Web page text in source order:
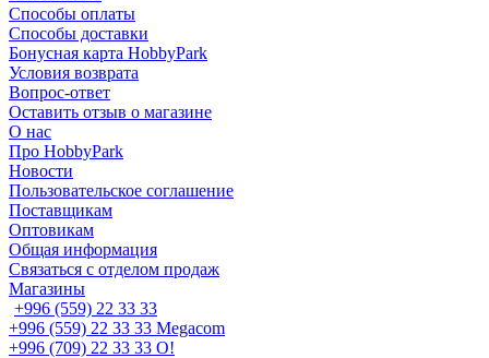
Способы оплаты
Способы доставки
Бонусная карта HobbyPark
Условия возврата
Вопрос-ответ
Оставить отзыв о магазине
О нас
Про HobbyPark
Новости
Пользовательское соглашение
Поставщикам
Оптовикам
Общая информация
Связаться с отделом продаж
Магазины
+996 (559) 22 33 33
+996 (559) 22 33 33 Megacom
+996 (709) 22 33 33 O!